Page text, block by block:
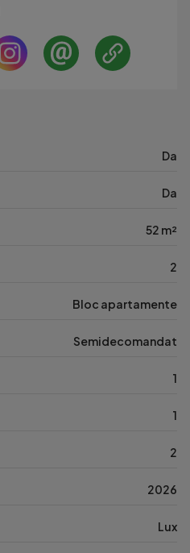
Da
Da
52 m²
2
Bloc apartamente
Semidecomandat
1
1
2
2026
Lux